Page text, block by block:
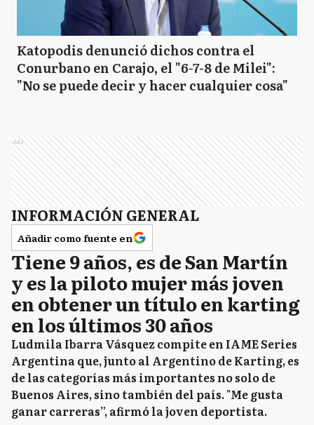
Katopodis denunció dichos contra el
Conurbano en Carajo, el "6-7-8 de Milei":
"No se puede decir y hacer cualquier cosa"
Ads
INFORMACIÓN GENERAL
Añadir como fuente en
Tiene 9 años, es de San Martín
y es la piloto mujer más joven
en obtener un título en karting
en los últimos 30 años
Ludmila Ibarra Vásquez compite en IAME Series
Argentina que, junto al Argentino de Karting, es
de las categorías más importantes no solo de
Buenos Aires, sino también del país. "Me gusta
ganar carreras”, afirmó la joven deportista.